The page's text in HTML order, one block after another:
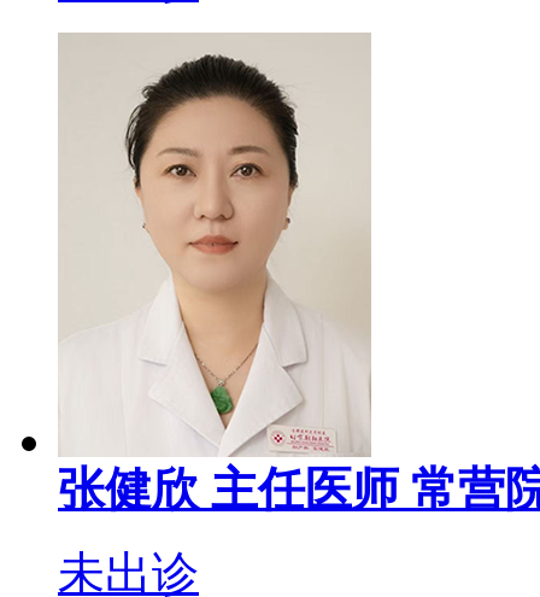
张健欣 主任医师 常营
未出诊